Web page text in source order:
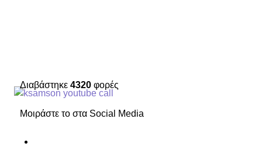
Διαβάστηκε 4320 φορές
Μοιράστε το στα Social Media